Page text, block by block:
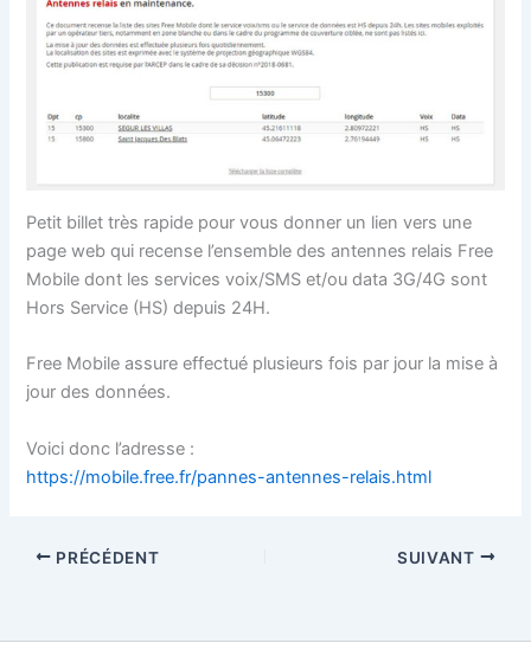
Petit billet très rapide pour vous donner un lien vers une
page web qui recense l’ensemble des antennes relais Free
Mobile dont les services voix/SMS et/ou data 3G/4G sont
Hors Service (HS) depuis 24H.
Free Mobile assure effectué plusieurs fois par jour la mise à
jour des données.
Voici donc l’adresse :
https://mobile.free.fr/pannes-antennes-relais.html
PRÉCÉDENT SUIVANT